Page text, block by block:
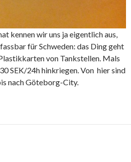
kennen wir uns ja eigentlich aus,
für Schweden: das Ding geht
von Tankstellen. Mals
SEK/24h hinkriegen. Von hier sind
nach Göteborg-City.